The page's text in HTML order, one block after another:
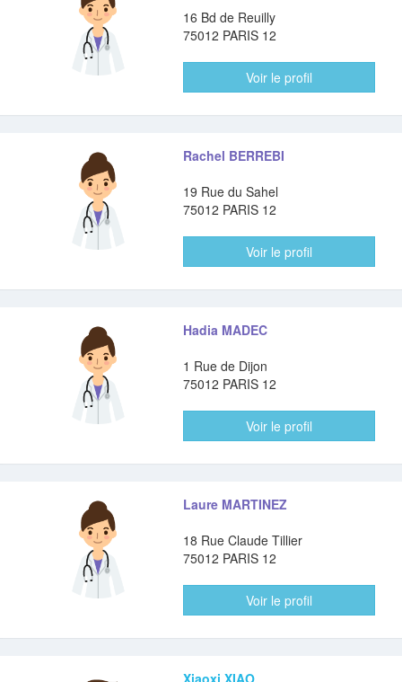
16 Bd de Reuilly
75012 PARIS 12
Voir le profil
Rachel BERREBI
19 Rue du Sahel
75012 PARIS 12
Voir le profil
Hadia MADEC
1 Rue de Dijon
75012 PARIS 12
Voir le profil
Laure MARTINEZ
18 Rue Claude Tillier
75012 PARIS 12
Voir le profil
Xiaoxi XIAO